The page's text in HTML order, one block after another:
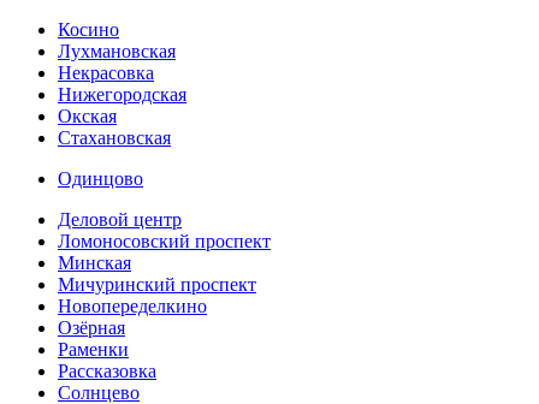
Косино
Лухмановская
Некрасовка
Нижегородская
Окская
Стахановская
Одинцово
Деловой центр
Ломоносовский проспект
Минская
Мичуринский проспект
Новопере­делкино
Озёрная
Раменки
Рассказовка
Солнцево